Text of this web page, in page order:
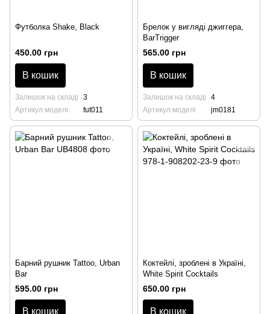
Футболка Shake, Black
450.00 грн
В кошик
Залишок на складі
3
Артикул моделі
fut011
Брелок у вигляді джиггера,
BarTrigger
565.00 грн
В кошик
Залишок на складі
4
Артикул моделі
jm0181
Барний рушник Tattoo, Urban
Bar
595.00 грн
В кошик
Коктейлі, зроблені в Україні,
White Spirit Cocktails
650.00 грн
В кошик